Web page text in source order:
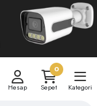
Hesap
0
Sepet
Kategori